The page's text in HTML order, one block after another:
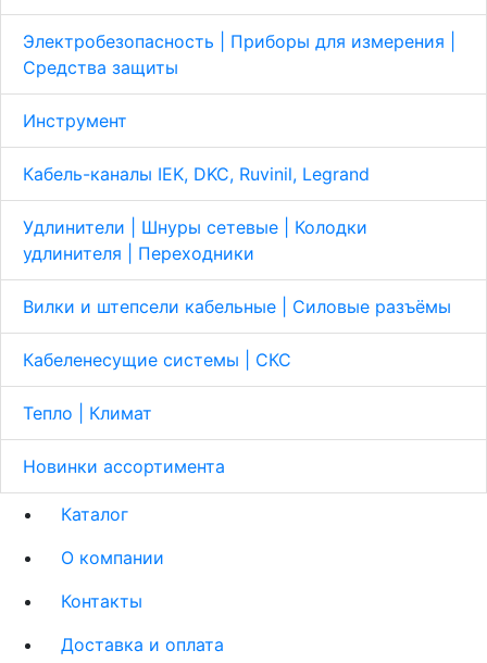
Электробезопасность | Приборы для измерения |
Средства защиты
Инструмент
Кабель-каналы IEK, DKC, Ruvinil, Legrand
Удлинители | Шнуры сетевые | Колодки
удлинителя | Переходники
Вилки и штепсели кабельные | Cиловые разъёмы
Кабеленесущие системы | СКС
Тепло | Климат
Новинки ассортимента
Каталог
О компании
Контакты
Доставка и оплата